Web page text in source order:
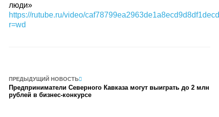
люди»
https://rutube.ru/video/
r=wd
ПРЕДЫДУЩИЙ НОВОСТЬ
Предприниматели Северного Кавказа могут выиграть до 2 млн
рублей в бизнес-конкурсе